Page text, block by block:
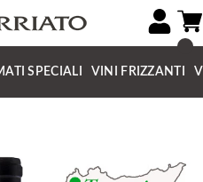
SPECIALI VINI FRIZZANTI